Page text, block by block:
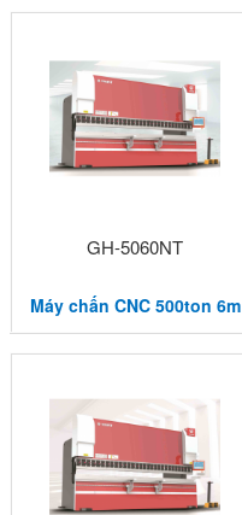
GH-5060NT
Máy chấn CNC 500ton 6m